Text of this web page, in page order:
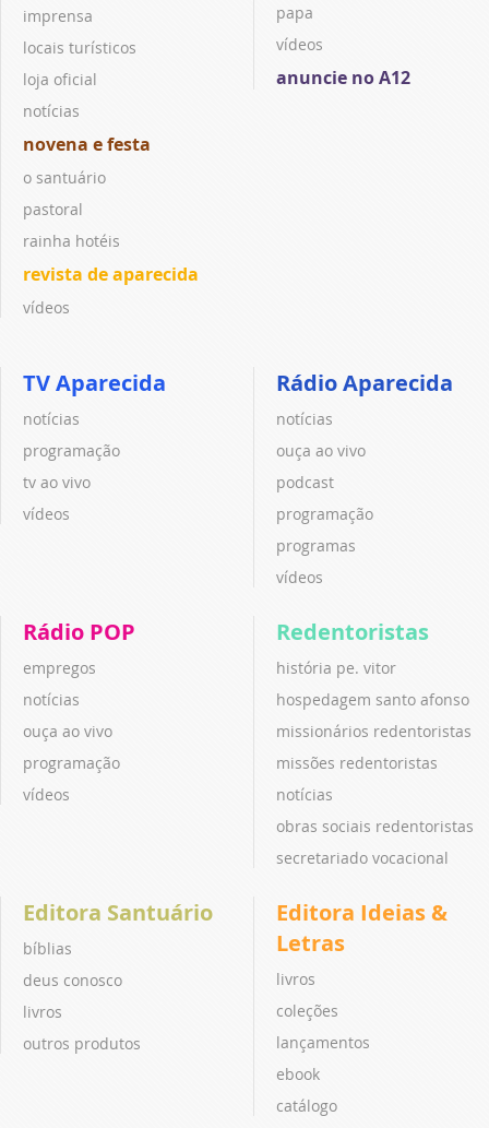
imprensa
locais turísticos
loja oficial
notícias
novena e festa
o santuário
pastoral
rainha hotéis
revista de aparecida
vídeos
papa
vídeos
anuncie no A12
TV Aparecida
notícias
programação
tv ao vivo
vídeos
Rádio Aparecida
notícias
ouça ao vivo
podcast
programação
programas
vídeos
Rádio POP
empregos
notícias
ouça ao vivo
programação
vídeos
Redentoristas
história pe. vitor
hospedagem santo afonso
missionários redentoristas
missões redentoristas
notícias
obras sociais redentoristas
secretariado vocacional
Editora Santuário
bíblias
deus conosco
livros
outros produtos
Editora Ideias &
Letras
livros
coleções
lançamentos
ebook
catálogo